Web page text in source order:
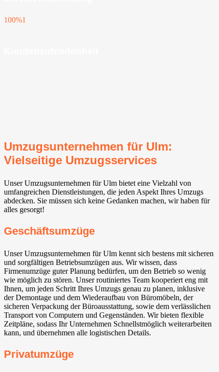
100%1
Umzugsunternehmen für Ulm:
Vielseitige Umzugsservices
Unser Umzugsunternehmen für Ulm bietet eine Vielzahl von
umfangreichen Dienstleistungen, die jeden Aspekt Ihres Umzugs
abdecken. Sie müssen sich keine Gedanken machen, wir haben für
alles gesorgt!
Geschäftsumzüge
Unser Umzugsunternehmen für Ulm kennt sich bestens mit sicheren
und sorgfältigen Betriebsumzügen aus. Wir wissen, dass
Firmenumzüge guter Planung bedürfen, um den Betrieb so wenig
wie möglich zu stören. Unser routiniertes Team kooperiert eng mit
Ihnen, um jeden Schritt Ihres Umzugs genau zu planen, inklusive
der Demontage und dem Wiederaufbau von Büromöbeln, der
sicheren Verpackung der Büroausstattung, sowie dem verlässlichen
Transport von Computern und Gegenständen. Wir bieten flexible
Zeitpläne, sodass Ihr Unternehmen Schnellstmöglich weiterarbeiten
kann, und übernehmen alle logistischen Details.
Privatumzüge